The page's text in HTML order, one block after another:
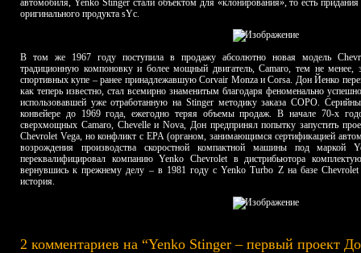
автомобиля, Yenko Stinger стали объектом для «клонирования», то есть
оригинального продукта sYc.
В том же 1967 году поступила в продажу абсолютно новая модель
традиционную компоновку и более мощный двигатель, Camaro, тем не
спортивных купе – ранее принадлежавшую Corvair Monza и Corsa. Дон Йенко
как теперь известно, стал всемирно знаменитым благодаря феноменально
использовавшей уже отработанную на Stinger методику заказа COPO.
конвейере до 1969 года, ежегодно теряя объемы продаж. В начале 70-х
сверхмощных Camaro, Chevelle и Nova, Дон предпринял попытку запустить
Chevrolet Vega, но конфликт с EPA (органом, занимающимся сертификацией
возрождения производства скоростной компактной машины под
переквалифицировал компанию Yenko Chevrolet в дистрибьютора
вернувшись к прежнему делу – в 1981 году с Yenko Turbo Z на базе
история.
2 комментариев на “Yenko Stinger – первый проект